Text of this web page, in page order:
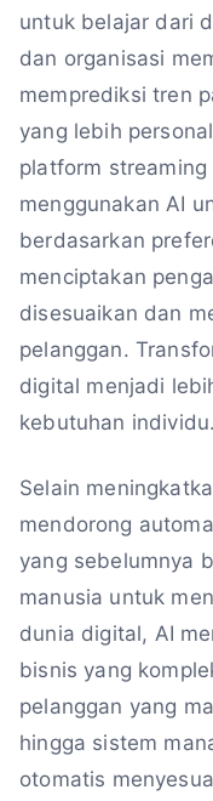
untuk belajar dari
dan organisasi
memprediksi tren
yang lebih
platform
menggunakan AI
berdasarkan
menciptakan
disesuaikan dan
pelanggan.
digital menjadi
kebutuhan individu.
Selain
mendorong
yang sebelumnya
manusia untuk
dunia digital, AI
bisnis yang
pelanggan yang
hingga sistem
otomatis